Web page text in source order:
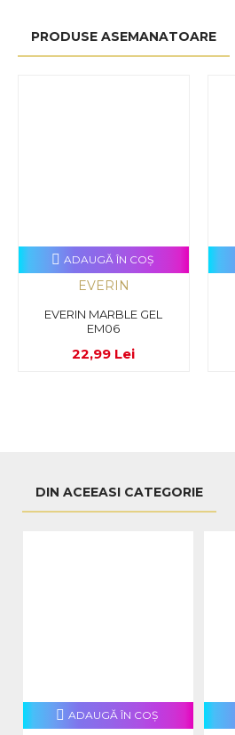
PRODUSE ASEMANATOARE
EVERIN
EVERIN MARBLE GEL
EM06
22,99 Lei
ADAUGĂ ÎN COŞ
DIN ACEEASI CATEGORIE
ADAUGĂ ÎN COŞ